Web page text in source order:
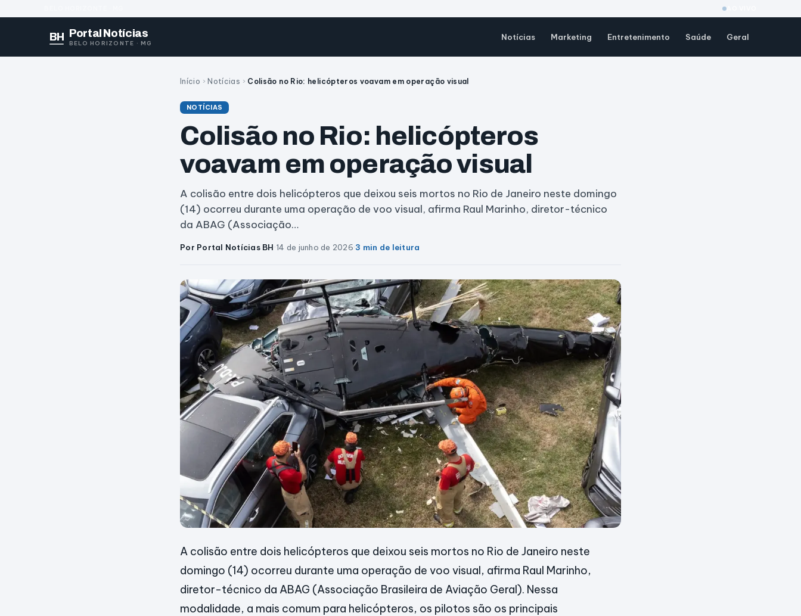
BH Portal Notícias
BELO HORIZONTE · MG
Notícias Marketing Entretenimento Saúde Geral
Início › Notícias › Colisão no Rio: helicópteros voavam em operação visual
NOTÍCIAS
Colisão no Rio: helicópteros
voavam em operação visual
A colisão entre dois helicópteros que deixou seis mortos no Rio de Janeiro neste domingo
(14) ocorreu durante uma operação de voo visual, afirma Raul Marinho, diretor-técnico
da ABAG (Associação…
Por Portal Notícias BH·14 de junho de 2026·3 min de leitura
A colisão entre dois helicópteros que deixou seis mortos no Rio de Janeiro neste
domingo (14) ocorreu durante uma operação de voo visual, afirma Raul Marinho,
diretor-técnico da ABAG (Associação Brasileira de Aviação Geral). Nessa
modalidade, a mais comum para helicópteros, os pilotos são os principais